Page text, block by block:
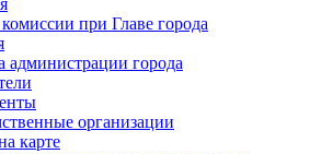
при Главе города
администрации города
организации
карте